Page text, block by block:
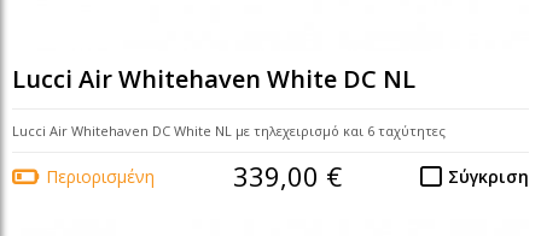
Lucci Air Whitehaven White DC NL
Lucci Air Whitehaven DC White NL με τηλεχειρισμό και 6 ταχύτητες
Περιορισμένη Σύγκριση
339,00 €